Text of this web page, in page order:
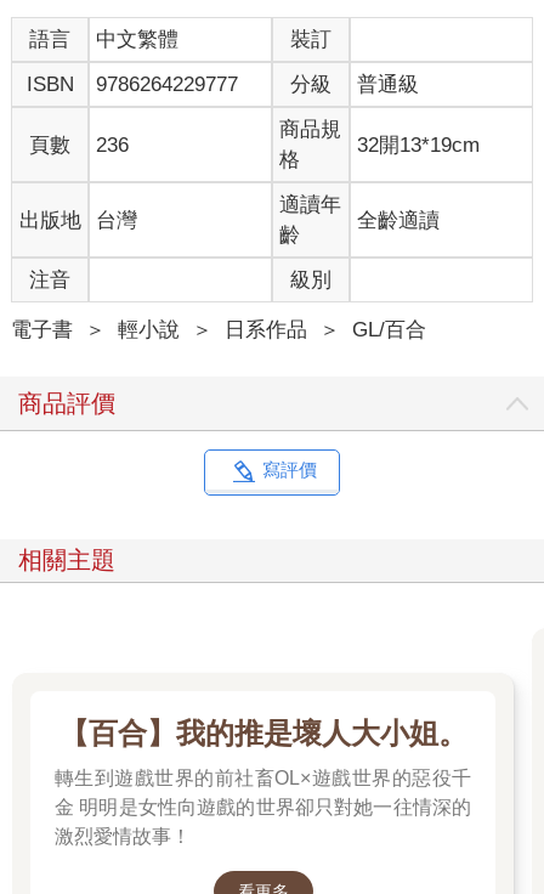
語言 中文繁體
裝訂
ISBN
9786264229777 分級 普通級
頁數 236
商品規
格
32開13*19cm
出版地 台灣
適讀年
齡
全齡適讀
注音 級別
電子書 ＞ 輕小說 ＞ 日系作品 ＞ GL/百合
商品評價
寫評價
相關主題
【百合】我的推是壞人大小姐。
轉生到遊戲世界的前社畜OL×遊戲世界的惡役千
金 明明是女性向遊戲的世界卻只對她一往情深的
激烈愛情故事！